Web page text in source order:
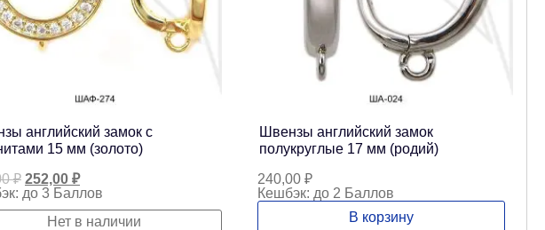
английский замок с
15 мм (золото)
₽ Первоначальная
цена
составляла
360,00 ₽.
252,00 ₽Текущая
цена:
252,00 ₽.
до 3 Баллов
Нет в наличии
Швензы английский замок
полукруглые 17 мм (родий)
240,00 ₽
Кешбэк: до 2 Баллов
В корзину